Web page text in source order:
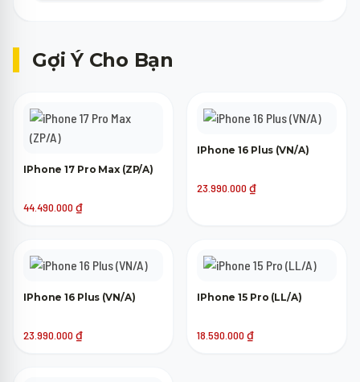
Gợi Ý Cho Bạn
IPhone 17 Pro Max (ZP/A)
44.490.000 ₫
IPhone 16 Plus (VN/A)
23.990.000 ₫
IPhone 16 Plus (VN/A)
23.990.000 ₫
IPhone 15 Pro (LL/A)
18.590.000 ₫